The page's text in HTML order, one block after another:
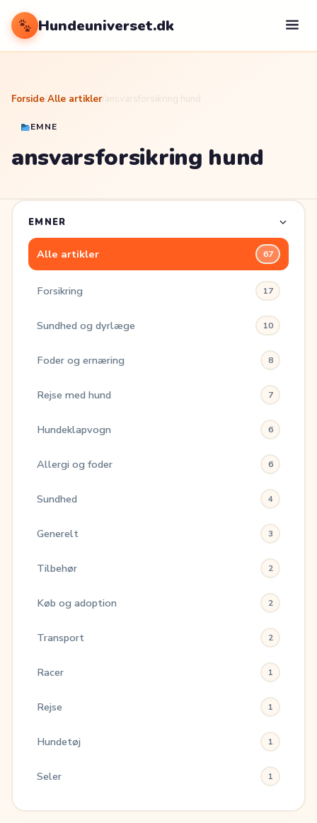
Hundeuniverset.dk
Forside Alle artikler/
EMNE
ansvarsforsikring hund
EMNER
Alle artikler 67
Forsikring 17
Sundhed og dyrlæge 10
Foder og ernæring 8
Rejse med hund 7
Hundeklapvogn 6
Allergi og foder 6
Sundhed 4
Generelt 3
Tilbehør 2
Køb og adoption 2
Transport 2
Racer 1
Rejse 1
Hundetøj 1
Seler 1